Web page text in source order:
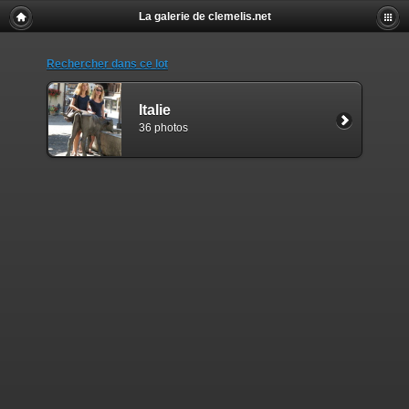
La galerie de clemelis.net
Rechercher dans ce lot
Italie
36 photos